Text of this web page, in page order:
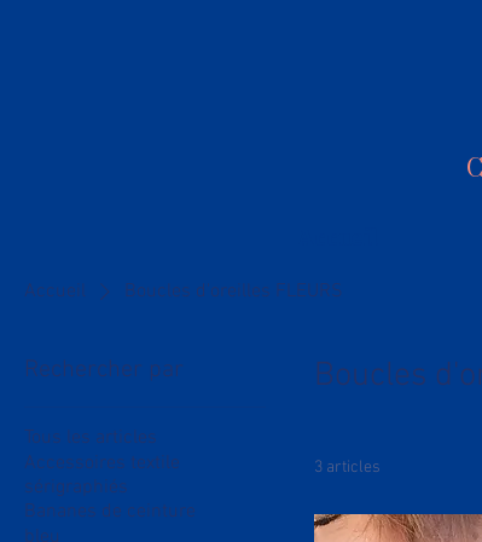
Accueil Boucles d'oreilles FLEURS
Rechercher par
Tous les articles
Accessoires textile
sérigraphiés
Bananes de ceinture
bleu
Boucles
3 articles